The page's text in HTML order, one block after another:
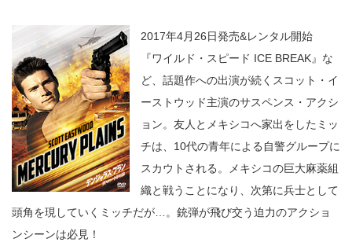
2017年4月26日発売&レンタル開始
『ワイルド・スピード ICE BREAK』な
ど、話題作への出演が続くスコット・イ
ーストウッド主演のサスペンス・アクシ
ョン。友人とメキシコへ家出をしたミッ
チは、10代の青年による自警グループに
スカウトされる。メキシコの巨大麻薬組
織と戦うことになり、次第に兵士として
頭角を現していくミッチだが…。銃弾が飛び交う迫力のアクショ
ンシーンは必見！